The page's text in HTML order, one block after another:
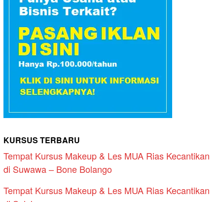
KURSUS TERBARU
Tempat Kursus Makeup & Les MUA Rias Kecantikan
di Suwawa – Bone Bolango
Tempat Kursus Makeup & Les MUA Rias Kecantikan